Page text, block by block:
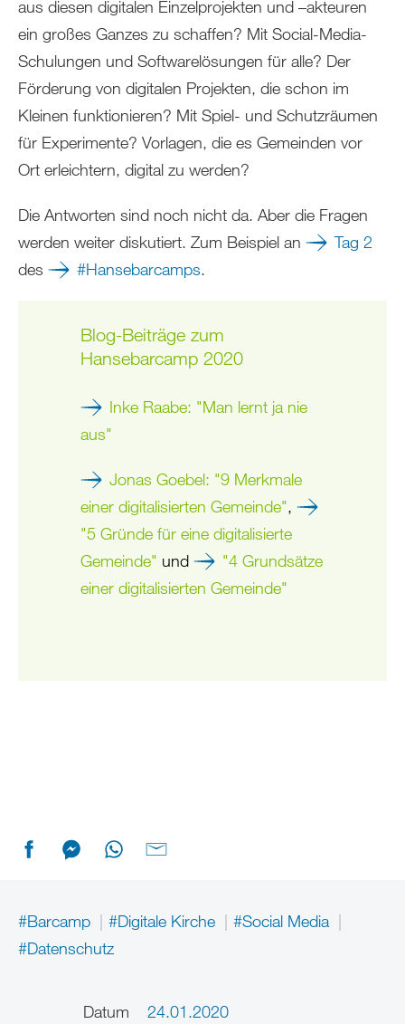
aus diesen digitalen Einzelprojekten und –akteuren
ein großes Ganzes zu schaffen? Mit Social-Media-
Schulungen und Softwarelösungen für alle? Der
Förderung von digitalen Projekten, die schon im
Kleinen funktionieren? Mit Spiel- und Schutzräumen
für Experimente? Vorlagen, die es Gemeinden vor
Ort erleichtern, digital zu werden?
Die Antworten sind noch nicht da. Aber die Fragen
werden weiter diskutiert. Zum Beispiel an
Tag 2
des
#Hansebarcamps.
Blog-Beiträge zum
Hansebarcamp 2020
Inke Raabe: "Man lernt ja nie
aus"
Jonas Goebel: "9 Merkmale
einer digitalisierten Gemeinde",
"5 Gründe für eine digitalisierte
Gemeinde" und
"4 Grundsätze
einer digitalisierten Gemeinde"
#Barcamp #Digitale Kirche
#Social Media
#Datenschutz
Datum
24.01.2020